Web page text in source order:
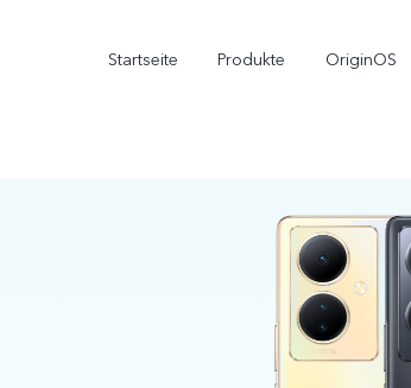
Startseite Produkte OriginOS